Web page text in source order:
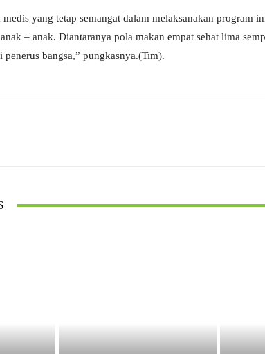
medis yang tetap semangat dalam melaksanakan program
– anak. Diantaranya pola makan empat sehat lima
penerus bangsa,” pungkasnya.(Tim).